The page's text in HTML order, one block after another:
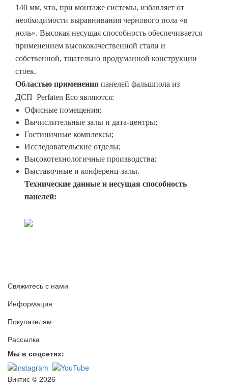
140 мм, что, при монтаже системы, избавляет от
необходимости выравнивания чернового пола «в
ноль». Высокая несущая способность обеспечивается
применением высококачественной стали и
собственной, тщательно продуманной конструкции
стоек.
Областью применения панелей фальшпола из
ДСП Perfaten Eco являются:
Офисные помещения;
Вычислительные залы и дата-центры;
Гостиничные комплексы;
Исследовательские отделы;
Высокотехнологичные производства;
Выставочные и конференц-залы.
Технические данные и несущая способность
панелей:
Свяжитесь с нами
Информация
Покупателям
Рассылка
Мы в соцсетях:
Виктис © 2026